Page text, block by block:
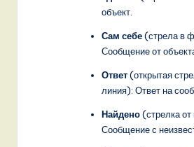
объект.
Сам себе(стрела в
Сообщение от
Ответ(открытая
линия): Ответ на
Найдено(стрелка от
Сообщение с